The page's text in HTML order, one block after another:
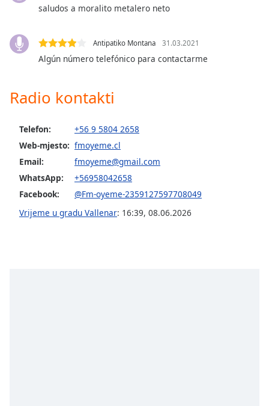
Color
Opacity
saludos a moralito metalero neto
Antipatiko Montana 31.03.2021
Algún número telefónico para contactarme
Radio kontakti
Telefon:
+56 9 5804 2658
Web-mjesto: fmoyeme.cl
Email:
fmoyeme@gmail.com
WhatsApp:
+56958042658
Facebook:
@Fm-oyeme-2359127597708049
Vrijeme u gradu Vallenar: 16:39, 08.06.2026